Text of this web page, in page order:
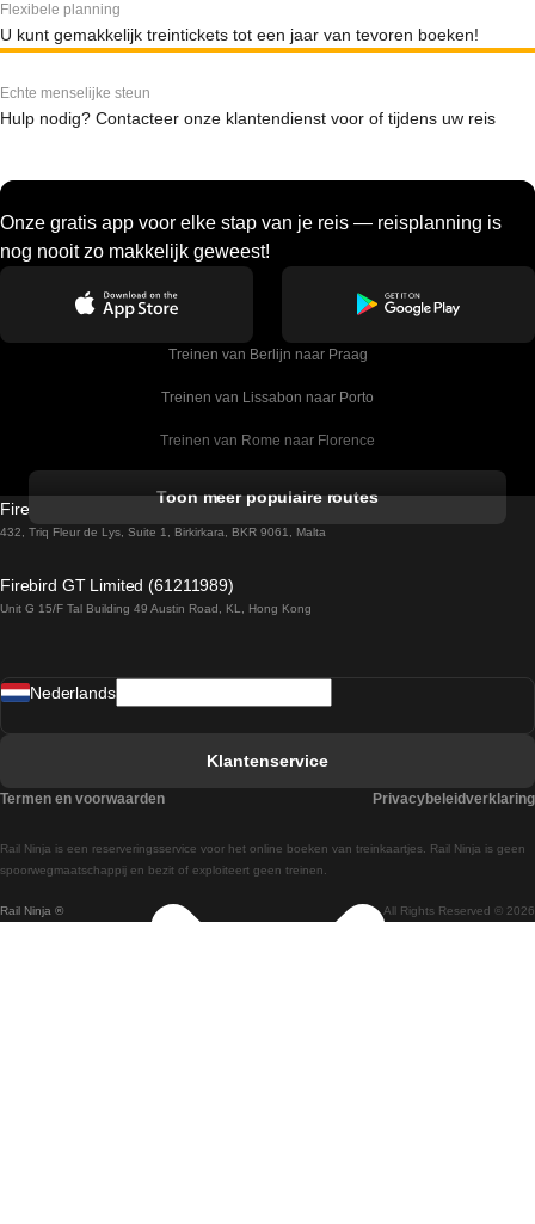
Flexibele planning
U kunt gemakkelijk treintickets tot een jaar van tevoren boeken!
Echte menselijke steun
Hulp nodig? Contacteer onze klantendienst voor of tijdens uw reis
Onze gratis app voor elke stap van je reis — reisplanning is
nog nooit zo makkelijk geweest!
Treinen van Berlijn naar Praag
Treinen van Lissabon naar Porto
Treinen van Rome naar Florence
Treinen van Sevilla naar Barcelona
Treinen van Praag naar Wenen
Treinen van Wenen naar Salzburg
Treinen van Wenen naar Praag
Toon meer populaire routes
Firebird GT Limited (OC 1451)
432, Triq Fleur de Lys, Suite 1, Birkirkara, BKR 9061, Malta
Firebird GT Limited (61211989)
Unit G 15/F Tal Building 49 Austin Road, KL, Hong Kong
Rail Ninja ® All Rights Reserved © 2026
Rail Ninja is een reserveringsservice voor het online boeken van treinkaartjes. Rail Ninja is geen
spoorwegmaatschappij en bezit of exploiteert geen treinen.
Nederlands
Klantenservice
Termen en voorwaarden Privacybeleidverklaring